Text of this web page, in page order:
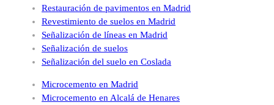
Restauración de pavimentos en Madrid
Revestimiento de suelos en Madrid
Señalización de líneas en Madrid
Señalización de suelos
Señalización del suelo en Coslada
Microcemento en Madrid
Microcemento en Alcalá de Henares